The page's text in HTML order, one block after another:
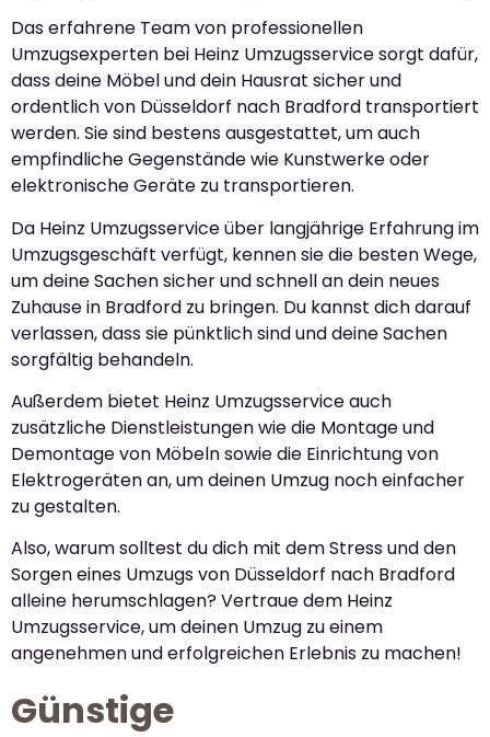
Das erfahrene Team von professionellen
Umzugsexperten bei Heinz Umzugsservice sorgt dafür,
dass deine Möbel und dein Hausrat sicher und
ordentlich von Düsseldorf nach Bradford transportiert
werden. Sie sind bestens ausgestattet, um auch
empfindliche Gegenstände wie Kunstwerke oder
elektronische Geräte zu transportieren.
Da Heinz Umzugsservice über langjährige Erfahrung im
Umzugsgeschäft verfügt, kennen sie die besten Wege,
um deine Sachen sicher und schnell an dein neues
Zuhause in Bradford zu bringen. Du kannst dich darauf
verlassen, dass sie pünktlich sind und deine Sachen
sorgfältig behandeln.
Außerdem bietet Heinz Umzugsservice auch
zusätzliche Dienstleistungen wie die Montage und
Demontage von Möbeln sowie die Einrichtung von
Elektrogeräten an, um deinen Umzug noch einfacher
zu gestalten.
Also, warum solltest du dich mit dem Stress und den
Sorgen eines Umzugs von Düsseldorf nach Bradford
alleine herumschlagen? Vertraue dem Heinz
Umzugsservice, um deinen Umzug zu einem
angenehmen und erfolgreichen Erlebnis zu machen!
Günstige